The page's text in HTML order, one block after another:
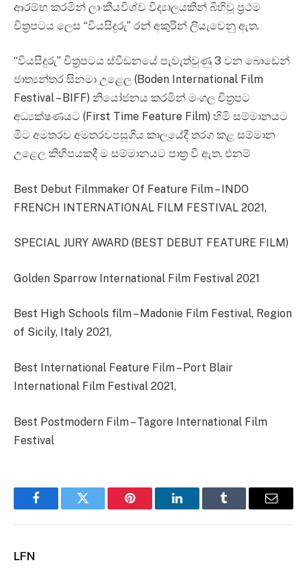
ආරම්භ කරමින් ලාංකීයවිශ්ව විද්‍යාලයකින් බිහිවූ ප්‍රථම
චිත්‍රපටය ලෙස “වියසිදුරු” රන් අකුරින් ලියැවෙනු ඇත.
“වියසිදුරු” චිත්‍රපටය ස්වීඩනයේ පැවැත්වුණු 3 වන බොඩෙන්
ජාත්‍යන්තර සිනමා උළෙල (Boden International Film
Festival – BIFF) නියෝජනය කරමින් මංගල චිත්‍රපට
අධ්‍යක්ෂණයට (First Time Feature Film) හිමි සම්මානයට
මීට අමතරව අමතරවපසුගිය කාලයේදී තරග කළ සම්මාන
උළෙල කිහිපයකදී ම සම්මානයට පාත්‍ර වී ඇත. එනම්
Best Debut Filmmaker Of Feature Film – INDO
FRENCH INTERNATIONAL FILM FESTIVAL 2021,
SPECIAL JURY AWARD (BEST DEBUT FEATURE FILM)
Golden Sparrow International Film Festival 2021
Best High Schools film – Madonie Film Festival, Region
of Sicily, Italy 2021,
Best International Feature Film – Port Blair
International Film Festival 2021,
Best Postmodern Film – Tagore International Film
Festival
FacebookTwitter Pinterest LinkedInTumblr Email
LFN